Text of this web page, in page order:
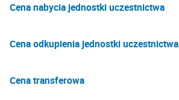
Cena nabycia jednostki uczestnictwa
Cena odkupienia jednostki uczestnictwa
Cena transferowa